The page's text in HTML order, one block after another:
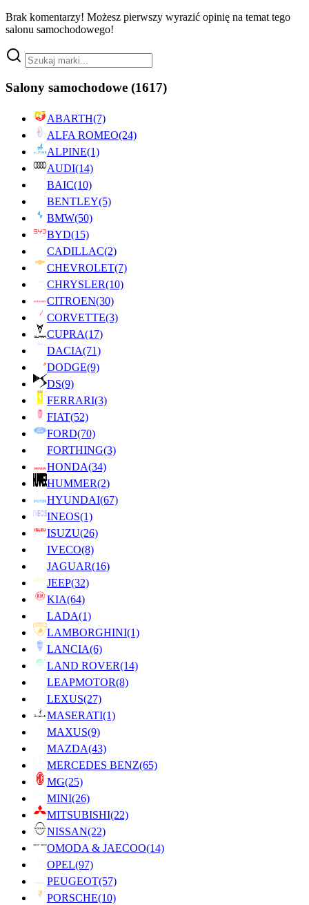
Brak komentarzy! Możesz pierwszy wyrazić opinię na temat tego
salonu samochodowego!
Salony samochodowe (1617)
ABARTH(7)
ALFA ROMEO(24)
ALPINE(1)
AUDI(14)
BAIC(10)
BENTLEY(5)
BMW(50)
BYD(15)
CADILLAC(2)
CHEVROLET(7)
CHRYSLER(10)
CITROEN(30)
CORVETTE(3)
CUPRA(17)
DACIA(71)
DODGE(9)
DS(9)
FERRARI(3)
FIAT(52)
FORD(70)
FORTHING(3)
HONDA(34)
HUMMER(2)
HYUNDAI(67)
INEOS(1)
ISUZU(26)
IVECO(8)
JAGUAR(16)
JEEP(32)
KIA(64)
LADA(1)
LAMBORGHINI(1)
LANCIA(6)
LAND ROVER(14)
LEAPMOTOR(8)
LEXUS(27)
MASERATI(1)
MAXUS(9)
MAZDA(43)
MERCEDES BENZ(65)
MG(25)
MINI(26)
MITSUBISHI(22)
NISSAN(22)
OMODA & JAECOO(14)
OPEL(97)
PEUGEOT(57)
PORSCHE(10)